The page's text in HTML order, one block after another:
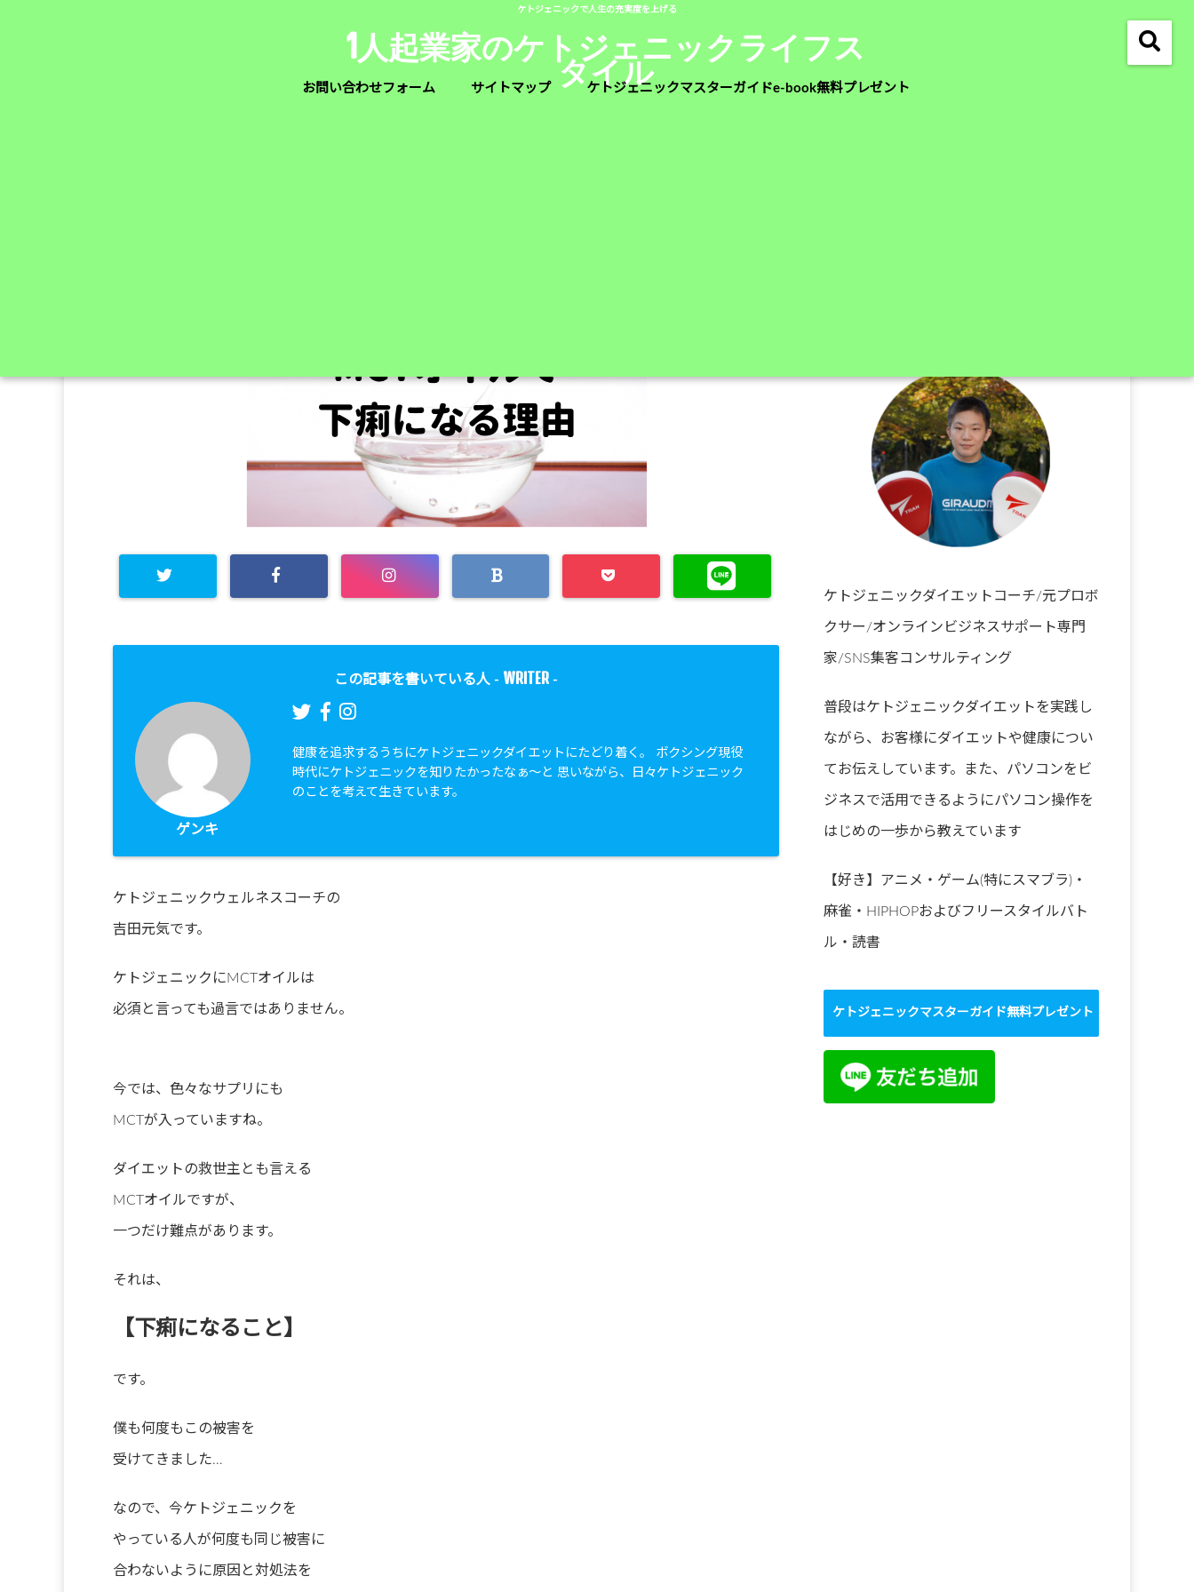
ケトジェニックで人生の充実度を上げる
1人起業家のケトジェニックライフス
タイル
お問い合わせフォーム サイトマップ ケトジェニックマスターガイドe-book無料プレゼント
この記事を書いている人 - WRITER -
ゲンキ
健康を追求するうちにケトジェニックダイエットにたどり着く。 ボクシング現役
時代にケトジェニックを知りたかったなぁ〜と 思いながら、日々ケトジェニック
のことを考えて生きています。
ケトジェニックウェルネスコーチの
吉田元気です。
ケトジェニックにMCTオイルは
必須と言っても過言ではありません。
今では、色々なサプリにも
MCTが入っていますね。
ダイエットの救世主とも言える
MCTオイルですが、
一つだけ難点があります。
それは、
【下痢になること】
です。
僕も何度もこの被害を
受けてきました…
なので、今ケトジェニックを
やっている人が何度も同じ被害に
合わないように原因と対処法を
ケトジェニックダイエットコーチ/元プロボ
クサー/オンラインビジネスサポート専門
家/SNS集客コンサルティング
普段はケトジェニックダイエットを実践し
ながら、お客様にダイエットや健康につい
てお伝えしています。また、パソコンをビ
ジネスで活用できるようにパソコン操作を
はじめの一歩から教えています
【好き】アニメ・ゲーム(特にスマブラ)・
麻雀・HIPHOPおよびフリースタイルバト
ル・読書
ケトジェニックマスターガイド無料プレゼント